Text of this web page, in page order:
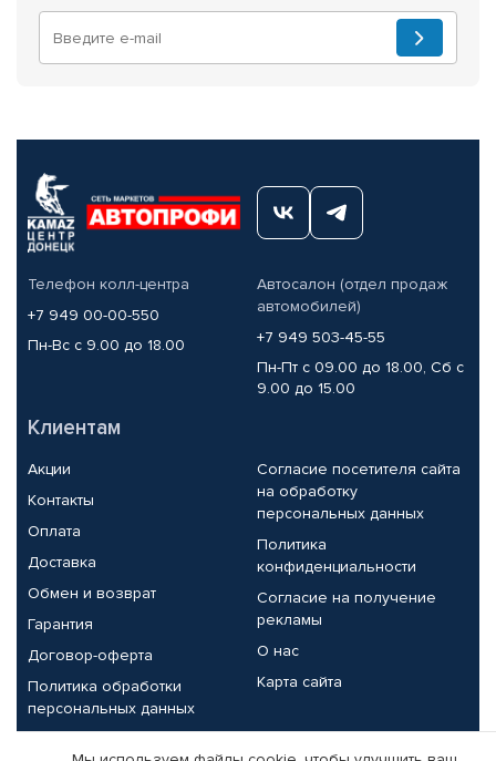
Телефон колл-центра
+7 949 00-00-550
Пн-Вс с 9.00 до 18.00
Автосалон (отдел продаж
автомобилей)
+7 949 503-45-55
Пн-Пт с 09.00 до 18.00, Сб с
9.00 до 15.00
Клиентам
Акции
Контакты
Оплата
Доставка
Обмен и возврат
Гарантия
Договор-оферта
Политика обработки
персональных данных
Согласие посетителя сайта
на обработку
персональных данных
Политика
конфиденциальности
Согласие на получение
рекламы
О нас
Карта сайта